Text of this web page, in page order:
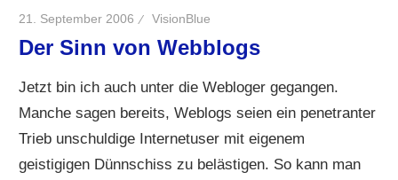
21. September 2006 VisionBlue
Der Sinn von Webblogs
Jetzt bin ich auch unter die Webloger gegangen.
Manche sagen bereits, Weblogs seien ein penetranter
Trieb unschuldige Internetuser mit eigenem
geistigigen Dünnschiss zu belästigen. So kann man